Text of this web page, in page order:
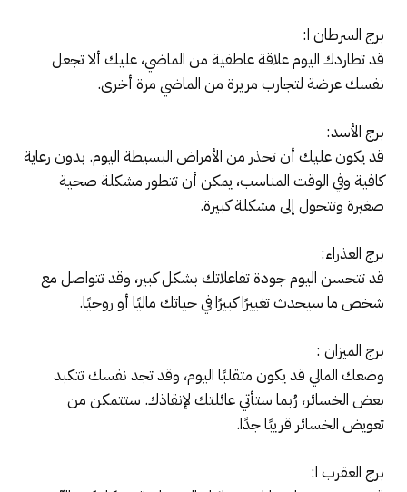
برج السرطان ا:
قد تطاردك اليوم علاقة عاطفية من الماضي، عليك ألا تجعل
نفسك عرضة لتجارب مريرة من الماضي مرة أخرى.
برج الأسد:
قد يكون عليك أن تحذر من الأمراض البسيطة اليوم. بدون رعاية
كافية وفي الوقت المناسب، يمكن أن تتطور مشكلة صحية
صغيرة وتتحول إلى مشكلة كبيرة.
برج العذراء:
قد تتحسن اليوم جودة تفاعلاتك بشكل كبير، وقد تتواصل مع
شخص ما سيحدث تغييرًا كبيرًا في حياتك ماليًا أو روحيًا.
برج الميزان :
وضعك المالي قد يكون متقلبًا اليوم، وقد تجد نفسك تتكبد
بعض الخسائر، رُبما ستأتي عائلتك لإنقاذك. ستتمكن من
تعويض الخسائر قريبًا جدًا.
برج العقرب ا: